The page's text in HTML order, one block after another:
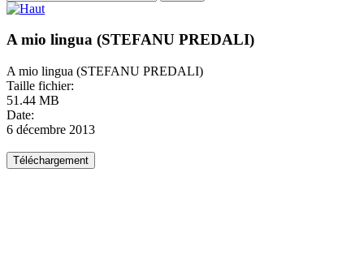
A mio lingua (STEFANU PREDALI)
A mio lingua (STEFANU PREDALI)
Taille fichier:
51.44 MB
Date:
6 décembre 2013